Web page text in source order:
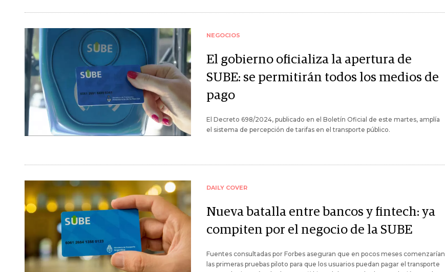
NEGOCIOS
El gobierno oficializa la apertura de
SUBE: se permitirán todos los medios de
pago
El Decreto 698/2024, publicado en el Boletín Oficial de este martes, amplía
el sistema de percepción de tarifas en el transporte público.
DAILY COVER
Nueva batalla entre bancos y fintech: ya
compiten por el negocio de la SUBE
Fuentes consultadas por Forbes aseguran que en pocos meses comenzarían
las primeras pruebas piloto para que los usuarios puedan pagar el transporte